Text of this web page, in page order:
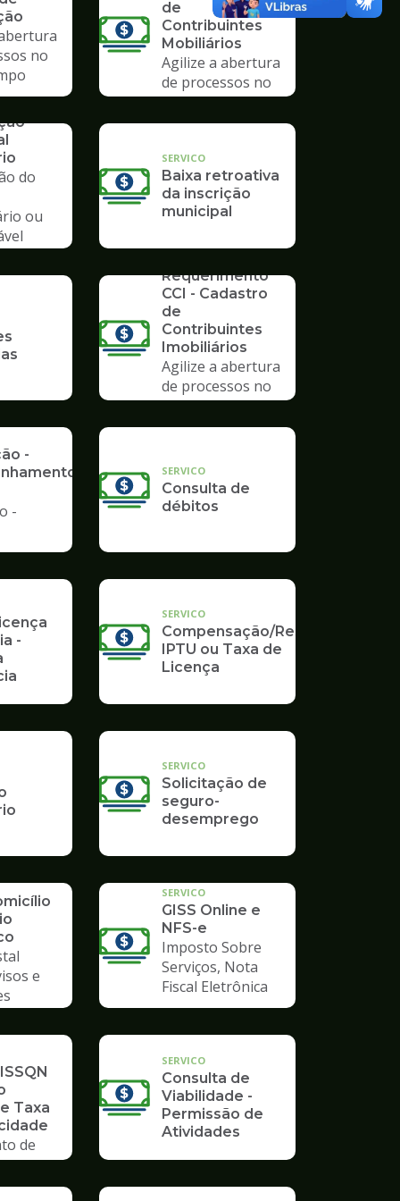
no
de
Contribuintes
Mobiliários
Agilize a abertura
de processos no
Poupatempo
do
ou
SERVICO
Baixa retroativa
da inscrição
municipal
Requerimento
CCI - Cadastro
de
Contribuintes
Imobiliários
Agilize a abertura
de processos no
Poupatempo
-
-
SERVICO
Consulta de
débitos
-
SERVICO
Compensação/Restituição
IPTU ou Taxa de
Licença
SERVICO
Solicitação de
seguro-
desemprego
e
SERVICO
GISS Online e
NFS-e
Imposto Sobre
Serviços, Nota
Fiscal Eletrônica
Taxa
de
SERVICO
Consulta de
Viabilidade -
Permissão de
Atividades